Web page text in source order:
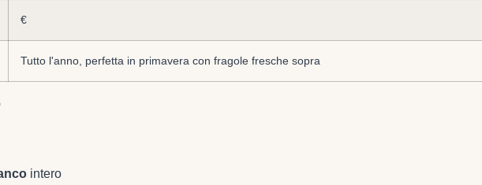
€
Tutto l'anno, perfetta in primavera con fragole fresche sopra
intero